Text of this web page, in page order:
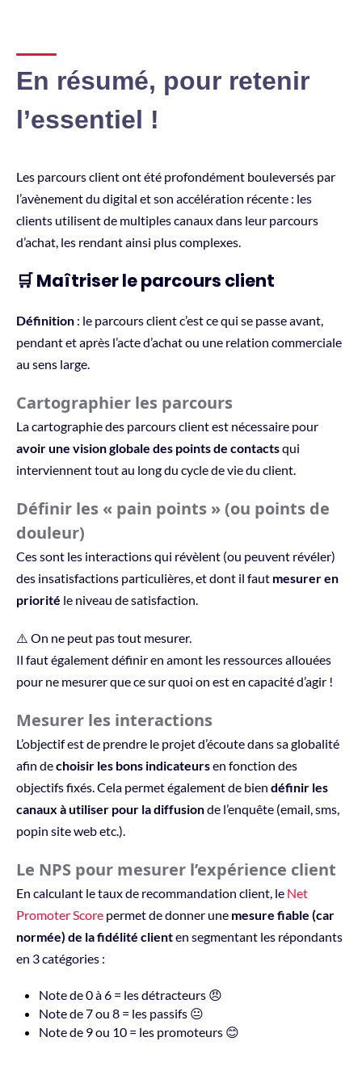
En résumé, pour retenir
l’essentiel !
Les parcours client ont été profondément bouleversés par
l’avènement du digital et son accélération récente : les
clients utilisent de multiples canaux dans leur parcours
d’achat, les rendant ainsi plus complexes.
🛒 Maîtriser le parcours client
Définition : le parcours client c’est ce qui se passe avant,
pendant et après l’acte d’achat ou une relation commerciale
au sens large.
Cartographier les parcours
La cartographie des parcours client est nécessaire pour
avoir une vision globale des points de contactsqui
interviennent tout au long du cycle de vie du client.
Définir les « pain points » (ou points de
douleur)
Ces sont les interactions qui révèlent (ou peuvent révéler)
des insatisfactions particulières, et dont il faut mesurer en
priorité le niveau de satisfaction.
⚠️ On ne peut pas tout mesurer.
Il faut également définir en amont les ressources allouées
pour ne mesurer que ce sur quoi on est en capacité d’agir !
Mesurer les interactions
L’objectif est de prendre le projet d’écoute dans sa globalité
afin dechoisir les bons indicateursen fonction des
objectifs fixés. Cela permet également de bien définir les
canaux à utiliser pour la diffusionde l’enquête (email, sms,
popin site web etc.).
Le NPS pour mesurer l’expérience client
En calculant le taux de recommandation client, le Net
Promoter Score permet de donner une mesure fiable (car
normée) de la fidélité clienten segmentant les répondants
en 3 catégories :
Note de 0 à 6 = les détracteurs 😠
Note de 7 ou 8 = les passifs 😐
Note de 9 ou 10 = les promoteurs 😊